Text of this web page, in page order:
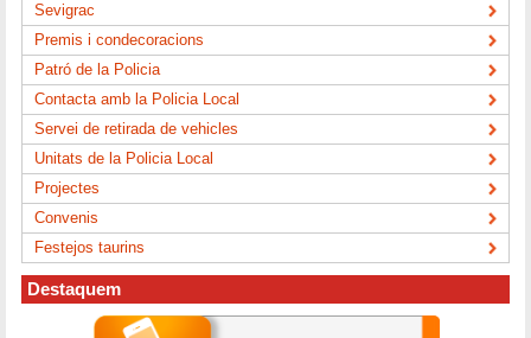
Sevigrac
Premis i condecoracions
Patró de la Policia
Contacta amb la Policia Local
Servei de retirada de vehicles
Unitats de la Policia Local
Projectes
Convenis
Festejos taurins
Destaquem